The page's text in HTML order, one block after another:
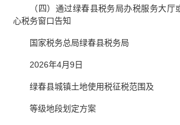
（四）通过绿春县税务局办税服务大厅
心税务窗口告知
国家税务总局绿春县税务局
2026年4月9日
绿春县城镇土地使用税征税范围及
等级地段划定方案